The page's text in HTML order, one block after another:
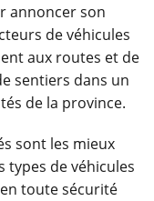
annoncer son
de véhicules
aux routes et de
sentiers dans un
de la province.
sont les mieux
types de véhicules
toute sécurité